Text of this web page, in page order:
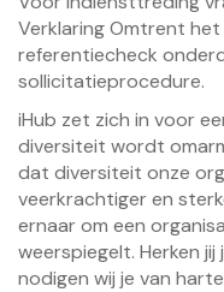
Verklaring Omtrent
referentiecheck
sollicitatieprocedure.
iHub zet zich in voor
diversiteit wordt
dat diversiteit onze
veerkrachtiger en
ernaar om een
weerspiegelt. Herken
nodigen wij je van